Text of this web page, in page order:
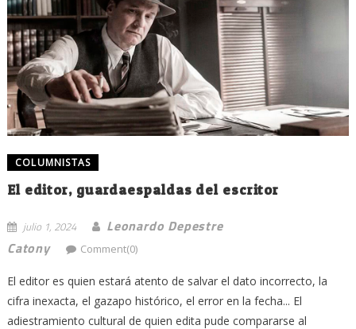
COLUMNISTAS
El editor, guardaespaldas del escritor
julio 1, 2024
Leonardo Depestre
Catony
Comment(0)
El editor es quien estará atento de salvar el dato incorrecto, la
cifra inexacta, el gazapo histórico, el error en la fecha... El
adiestramiento cultural de quien edita pude compararse al